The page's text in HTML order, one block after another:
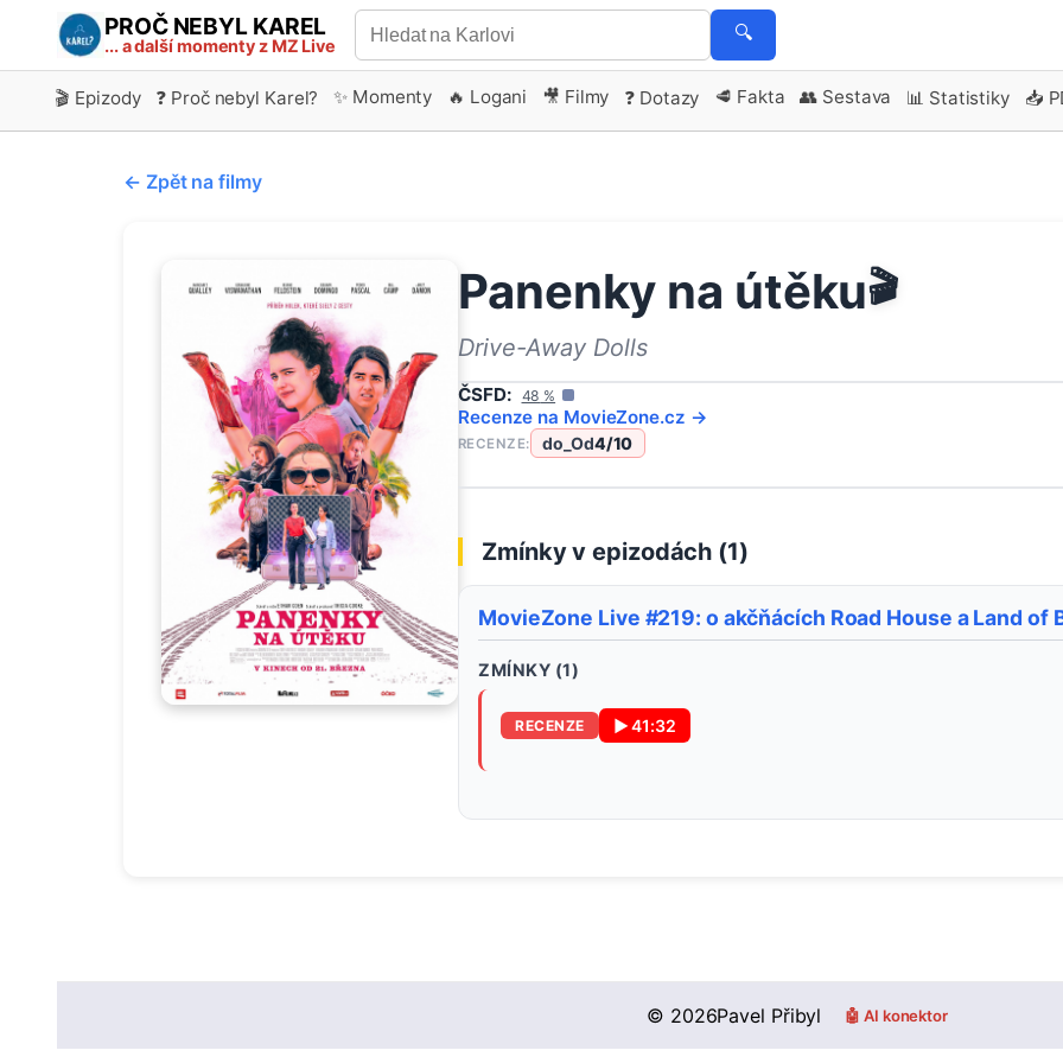
PROČ NEBYL KAREL
... a další momenty z MZ Live
🔍
🎬 Epizody ❓ Proč nebyl Karel? ✨ Momenty 🔥 Logani 🎥 Filmy ❓ Dotazy 🥩 Fakta 👥 Sestava 📊 Statistiky 📥
← Zpět na filmy
Panenky na útěku🎬
Drive-Away Dolls
ČSFD: 48 %
Recenze na MovieZone.cz →
RECENZE: do_Od4/10
Zmínky v epizodách (1)
MovieZone Live #219: o akčňácích Road House a Land of
ZMÍNKY (1)
RECENZE ▶41:32
© 2026Pavel Přibyl 🤖 AI konektor